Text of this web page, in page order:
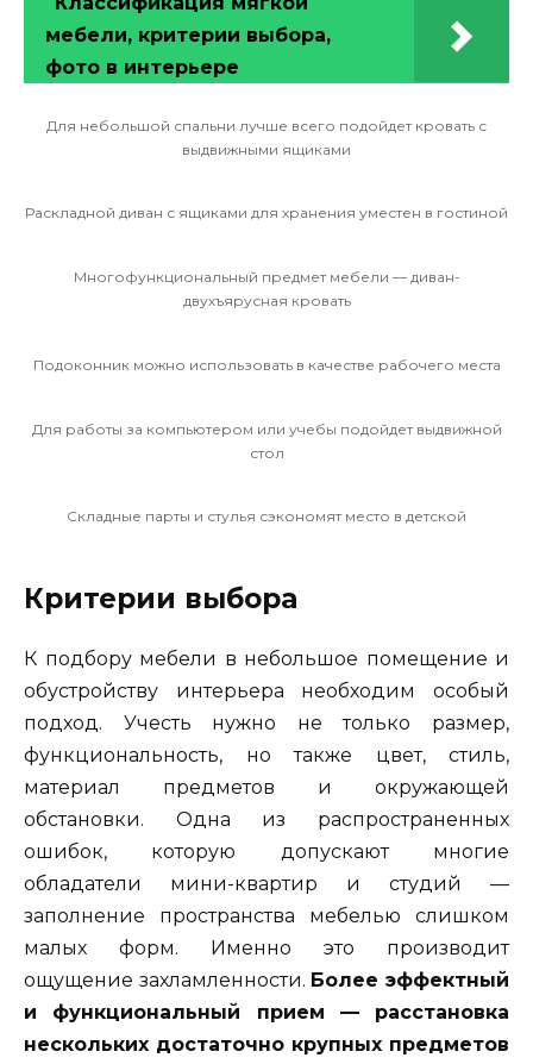
мебели, критерии выбора,
фото в интерьере
Для небольшой спальни лучше всего подойдет кровать с
выдвижными ящиками
Раскладной диван с ящиками для хранения уместен в гостиной
Многофункциональный предмет мебели — диван-
двухъярусная кровать
Подоконник можно использовать в качестве рабочего места
Для работы за компьютером или учебы подойдет выдвижной
стол
Складные парты и стулья сэкономят место в детской
Критерии выбора
К подбору мебели в небольшое помещение и
обустройству интерьера необходим особый
подход. Учесть нужно не только размер,
функциональность, но также цвет, стиль,
материал предметов и окружающей
обстановки. Одна из распространенных
ошибок, которую допускают многие
обладатели мини-квартир и студий —
заполнение пространства мебелью слишком
малых форм. Именно это производит
ощущение захламленности. Более эффектный
и функциональный прием — расстановка
нескольких достаточно крупных предметов